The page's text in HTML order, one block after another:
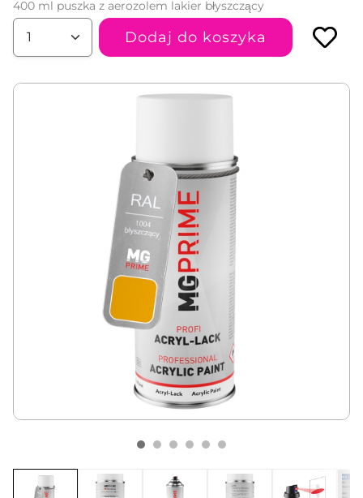
400 ml puszka z aerozolem lakier błyszczący
Dodaj do koszyka